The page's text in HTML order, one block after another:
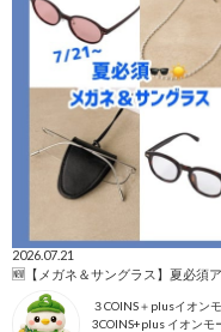
2026.07.21